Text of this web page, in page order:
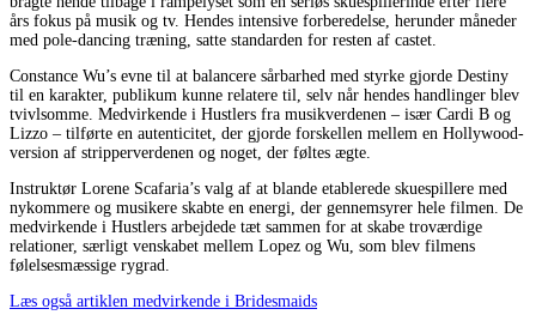
års fokus på musik og tv. Hendes intensive forberedelse, herunder måneder
med pole-dancing træning, satte standarden for resten af castet.
Constance Wu’s evne til at balancere sårbarhed med styrke gjorde Destiny
til en karakter, publikum kunne relatere til, selv når hendes handlinger blev
tvivlsomme. Medvirkende i Hustlers fra musikverdenen – især Cardi B og
Lizzo – tilførte en autenticitet, der gjorde forskellen mellem en Hollywood-
version af stripperverdenen og noget, der føltes ægte.
Instruktør Lorene Scafaria’s valg af at blande etablerede skuespillere med
nykommere og musikere skabte en energi, der gennemsyrer hele filmen. De
medvirkende i Hustlers arbejdede tæt sammen for at skabe troværdige
relationer, særligt venskabet mellem Lopez og Wu, som blev filmens
følelsesmæssige rygrad.
Læs også artiklen medvirkende i Bridesmaids